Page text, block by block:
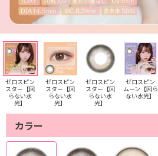
ゼロスピン
スター【回
らない水
光】
ゼロスピン
スター【回
らない水
光】
ゼロスピン
スター【回
らない水
光】
ゼロスピン
ムーン【回ら
ない水光】
カラー